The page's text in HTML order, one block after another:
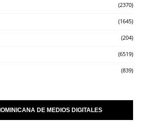
(2370)
(1645)
(204)
(6519)
(839)
DE MEDIOS DIGITALES